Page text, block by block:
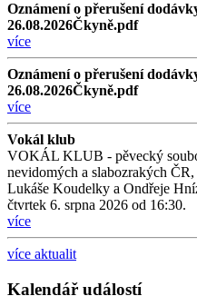
Oznámení o přerušení
26.08.2026Čkyně.pdf
více
Oznámení o přerušení
26.08.2026Čkyně.pdf
více
Vokál klub
VOKÁL KLUB - pěvecký
nevidomých a slabozrakých
Lukáše Koudelky a Ondřeje
čtvrtek 6. srpna 2026 od 16:30.
více
více aktualit
Kalendář událostí